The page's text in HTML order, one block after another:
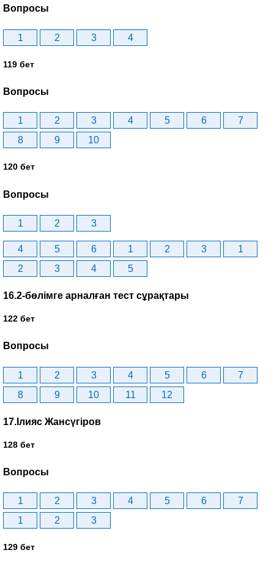
Вопросы
1 2 3 4
119 бет
Вопросы
1 2 3 4 5 6
7
8
9 10
120 бет
Вопросы
1 2 3
4 5 6 1 2 3
1
2
3 4 5
16.2-бөлімге арналған тест сұрақтары
122 бет
Вопросы
1 2 3 4 5 6
7
8
9 10 11 12
17.Ілияс Жансүгіров
128 бет
Вопросы
1 2 3 4 5 6
7
1
2 3
129 бет